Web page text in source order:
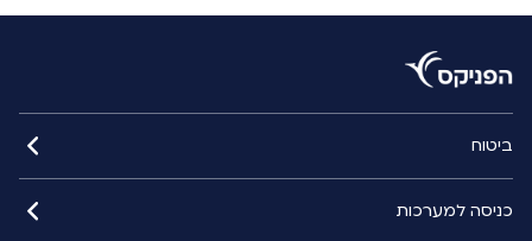
ביטוח
כניסה למערכות